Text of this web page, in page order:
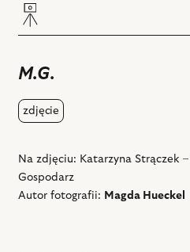
M.G.
zdjęcie
Na zdjęciu: Katarzyna Strączek
Gospodarz
Autor fotografii: Magda Hueckel